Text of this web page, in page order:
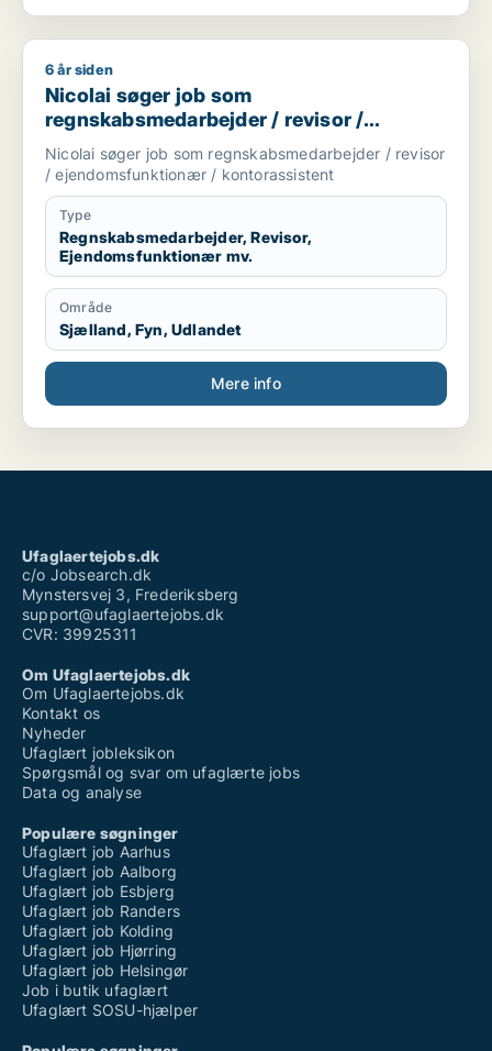
Nicolai søger job som regnskabsmedarbejder / revisor /
6 år siden
Nicolai søger job som
regnskabsmedarbejder / revisor /
ejendomsfunktionær / kontorassistent
Nicolai søger job som regnskabsmedarbejder / revisor
/ ejendomsfunktionær / kontorassistent
Type
Regnskabsmedarbejder, Revisor,
Ejendomsfunktionær mv.
Område
Sjælland, Fyn, Udlandet
Mere info
Ufaglaertejobs.dk
c/o Jobsearch.dk
Mynstersvej 3, Frederiksberg
support@ufaglaertejobs.dk
CVR: 39925311
Om Ufaglaertejobs.dk
Om Ufaglaertejobs.dk
Kontakt os
Nyheder
Ufaglært jobleksikon
Spørgsmål og svar om ufaglærte jobs
Data og analyse
Populære søgninger
Ufaglært job Aarhus
Ufaglært job Aalborg
Ufaglært job Esbjerg
Ufaglært job Randers
Ufaglært job Kolding
Ufaglært job Hjørring
Ufaglært job Helsingør
Job i butik ufaglært
Ufaglært SOSU-hjælper